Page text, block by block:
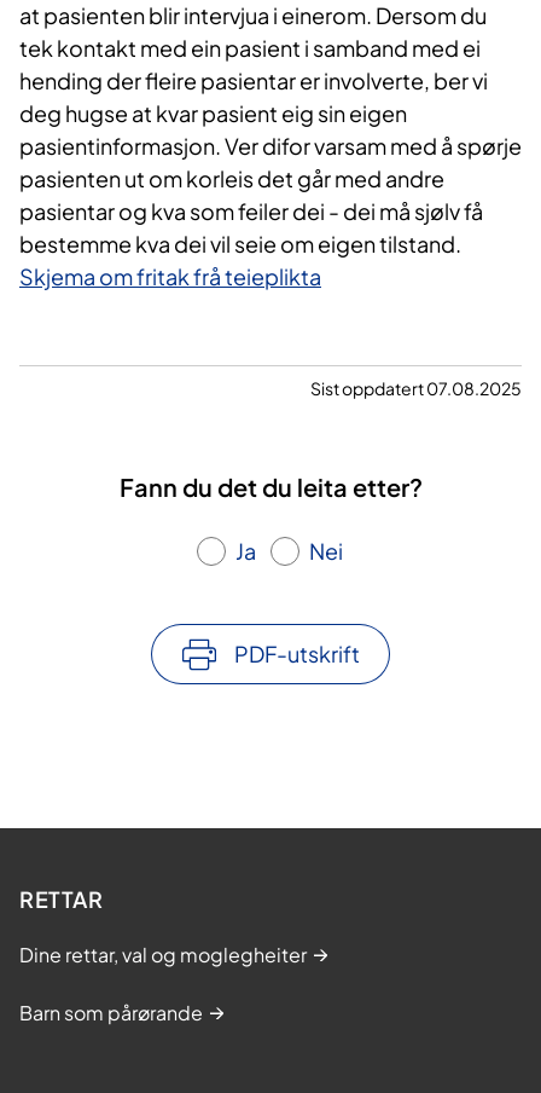
at pasienten blir intervjua i einerom. Dersom du
tek kontakt med ein pasient i samband med ei
hending der fleire pasientar er involverte, ber vi
deg hugse at kvar pasient eig sin eigen
pasientinformasjon. Ver difor varsam med å spørje
pasienten ut om korleis det går med andre
pasientar og kva som feiler dei - dei må sjølv få
bestemme kva dei vil seie om eigen tilstand.
Skjema om fritak frå teieplikta
Sist oppdatert 07.08.2025
Fann du det du leita etter?
Ja Nei
PDF-utskrift
RETTAR
Dine rettar, val og moglegheiter
Barn som pårørande